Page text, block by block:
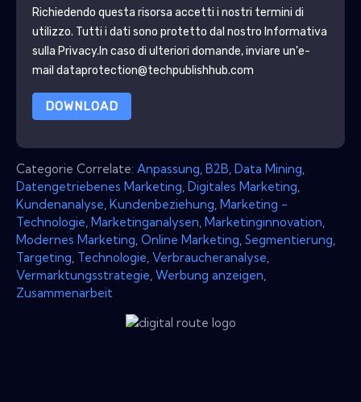
Richiedendo questa risorsa accetti i nostri termini di
utilizzo. Tutti i dati sono protetto dal nostro Informativa
sulla Privacy.In caso di ulteriori domande, inviare un'e-
mail dataprotection@techpublishhub.com
DOWNLOAD
Categorie Correlate: Anpassung B2B Data Mining
Datengetriebenes Marketing Digitales Marketing
Kundenanalyse Kundenbeziehung Marketing -
Technologie Marketinganalysen Marketinginnovation
Modernes Marketing Online Marketing Segmentierung
Targeting Technologie Verbraucheranalyse
Vermarktungsstrategie Werbung anzeigen
Zusammenarbeit